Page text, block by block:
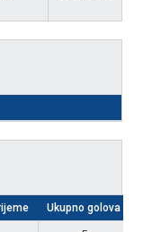
Ukupno golova